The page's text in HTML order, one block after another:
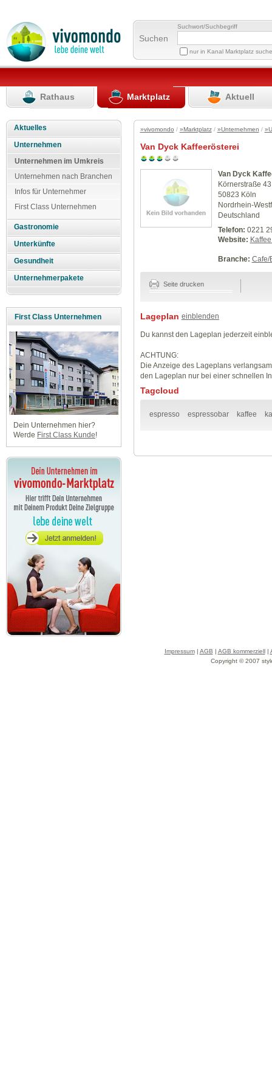
Suchen
Suchwort/Suchbegriff
nur in Kanal Marktplatz
Rathaus Marktplatz Aktuell
Aktuelles
Unternehmen
Unternehmen im Umkreis
Unternehmen nach Branchen
Infos für Unternehmer
First Class Unternehmen
Gastronomie
Unterkünfte
Gesundheit
Unternehmerpakete
First Class Unternehmen
Dein Unternehmen hier?
Werde First Class Kunde!
»vivomondo / »Marktplatz/ »Unternehmen /
Van Dyck Kaffeerösterei
Van Dyck
Körnerstraße 43
50823 Köln
Nordrhein-
Deutschland
Telefon: 0221
Website:
Branche: Cafe/
Seite drucken
Lageplan einblenden
Du kannst den Lageplan jederzeit
ACHTUNG:
Die Anzeige des Lageplans
den Lageplan nur bei einer schnellen
Tagcloud
espresso espressobar kaffee
Impressum| AGB | AGB kommerziell|
Copyright © 2007